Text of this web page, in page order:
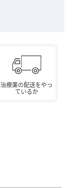
治療薬の配送をやっ
ているか